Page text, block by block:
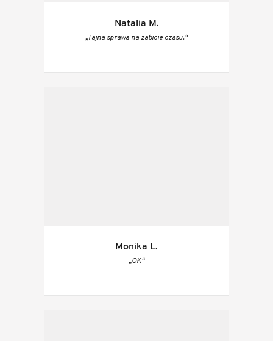
Natalia M.
„Fajna sprawa na zabicie czasu.“
Monika L.
„OK“